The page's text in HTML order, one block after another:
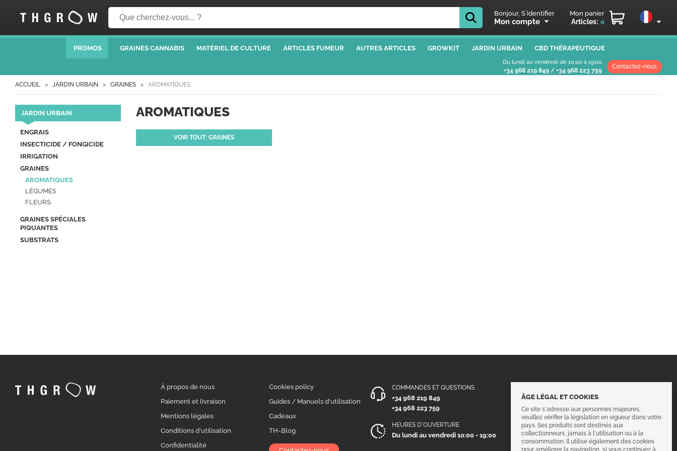
Bonjour, S´identifier
Mon compte
Mon panier
Articles: 0
PROMOS GRAINES CANNABIS MATÉRIEL DE CULTURE ARTICLES FUMEUR AUTRES ARTICLES GROWKIT JARDIN URBAIN CBD THÉRAPEUTIQUE
Du lundi au vendredi de 10:00 à 19:00
+34 968 219 849 / +34 968 223 759
Contactez-nous
ACCUEIL JARDIN URBAIN GRAINES AROMATIQUES
JARDIN URBAIN
ENGRAIS
INSECTICIDE / FONGICIDE
IRRIGATION
GRAINES
AROMATIQUES
LÉGUMES
FLEURS
GRAINES SPÉCIALES
PIQUANTES
SUBSTRATS
AROMATIQUES
VOIR TOUT: GRAINES
À propos de nous
Paiement et livraison
Mentions légales
Conditions d'utilisation
Confidentialité
Cookies policy
Guides / Manuels d'utilisation
Cadeaux
TH-Blog
COMMANDES ET QUESTIONS
+34 968 219 849
+34 968 223 759
HEURES D´OUVERTURE
Du lundi au vendredi 10:00 - 19:00
ÂGE LÉGAL ET COOKIES
Ce site s´adresse aux personnes majeures,
veuillez vérifier la législation en vigueur dans votre
pays. Ses produits sont destinés aux
collectionneurs, jamais à l´utilisation ou à la
consommation. Il utilise également des cookies
pour améliorer la navigation, si vous continuez à